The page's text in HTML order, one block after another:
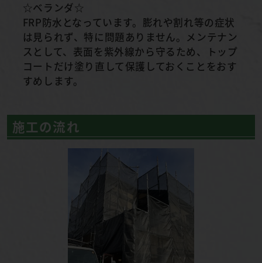
☆ベランダ☆
FRP防水となっています。膨れや割れ等の症状
は見られず、特に問題ありません。メンテナン
スとして、表面を紫外線から守るため、トップ
コートだけ塗り直して保護しておくことをおす
すめします。
施工の流れ